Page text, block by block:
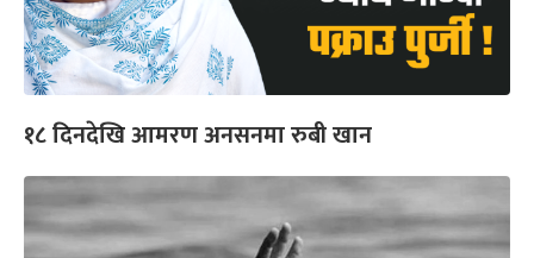
१८ दिनदेखि आमरण अनसनमा रुबी खान